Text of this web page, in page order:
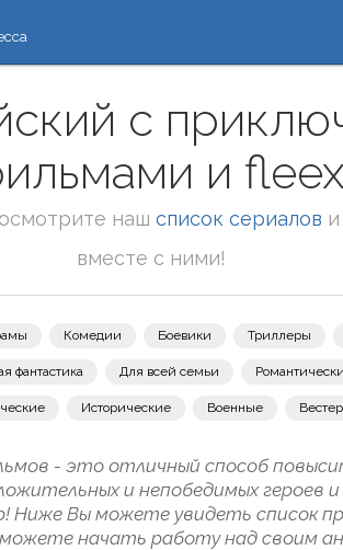
с
и fleex
наш список сериалов
вместе с ними!
Комедии Боевики Триллеры
фантастика Для всей семьи
Исторические Военные
- это отличный способ
и непобедимых героев
Ниже Вы можете увидеть список
начать работу над своим